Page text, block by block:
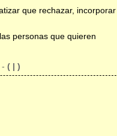
que rechazar, incorporar
personas que quieren
( | )